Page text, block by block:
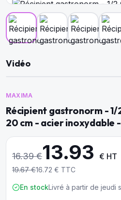
Vidéo
MAXIMA
Récipient gastronorm -
20 cm - acier inoxydable
16.39€13.93 € HT
19.67€16.72 € TTC
En stockLivré à partir de jeudi